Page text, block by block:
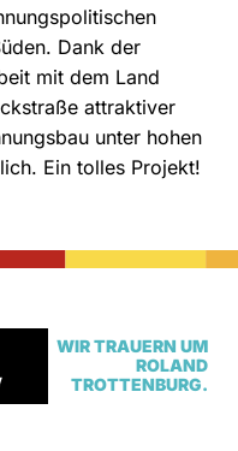
Dank der
mit dem Land
attraktiver
unter hohen
Ein tolles Projekt!
WIR TRAUERN UM
ROLAND
TROTTENBURG.